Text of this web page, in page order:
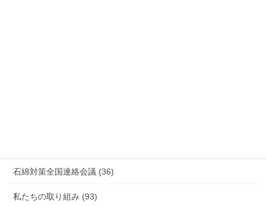
石綿対策全国連絡会議 (36)
私たちの取り組み (93)